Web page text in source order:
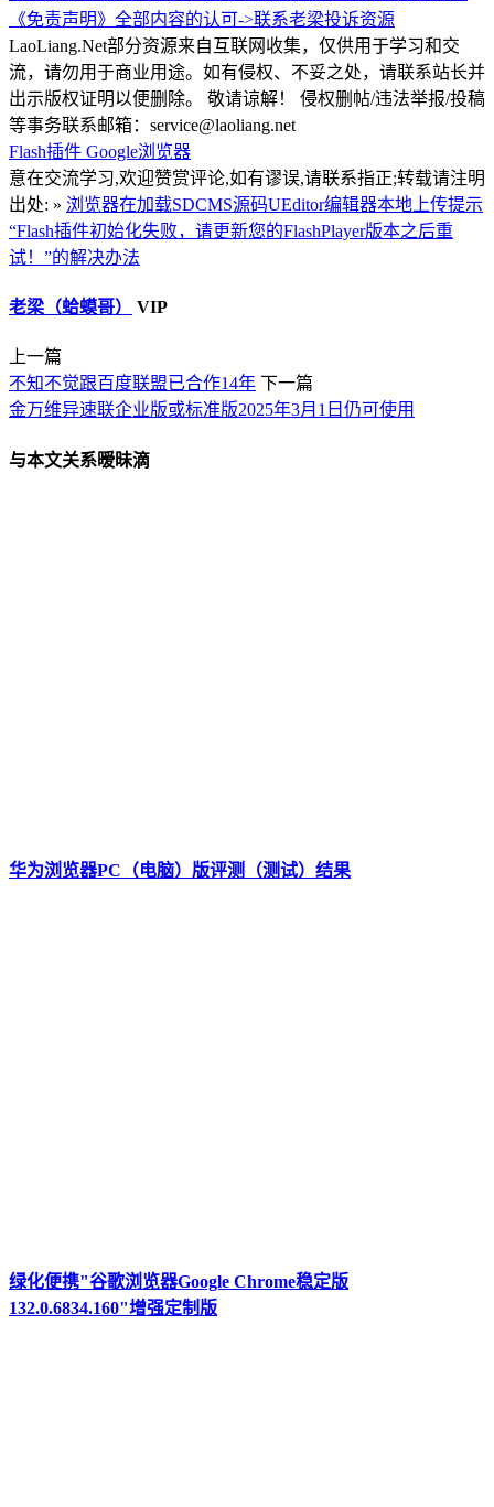
《免责声明》全部内容的认可->联系老梁投诉资源
LaoLiang.Net部分资源来自互联网收集，仅供用于学习和交
流，请勿用于商业用途。如有侵权、不妥之处，请联系站长并
出示版权证明以便删除。 敬请谅解！ 侵权删帖/违法举报/投稿
等事务联系邮箱：service@laoliang.net
Flash插件 Google浏览器
意在交流学习,欢迎赞赏评论,如有谬误,请联系指正;转载请注明
出处: » 浏览器在加载SDCMS源码UEditor编辑器本地上传提示
“Flash插件初始化失败，请更新您的FlashPlayer版本之后重
试！”的解决办法
老梁（蛤蟆哥） VIP
上一篇
不知不觉跟百度联盟已合作14年 下一篇
金万维异速联企业版或标准版2025年3月1日仍可使用
与本文关系暧昧滴
华为浏览器PC（电脑）版评测（测试）结果
绿化便携"谷歌浏览器Google Chrome稳定版
132.0.6834.160"增强定制版